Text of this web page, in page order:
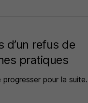
d’un refus de
pratiques
progresser pour la suite.